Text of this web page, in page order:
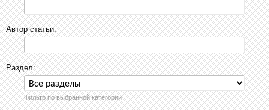
Автор статьи:
Раздел:
Фильтр по выбранной категории